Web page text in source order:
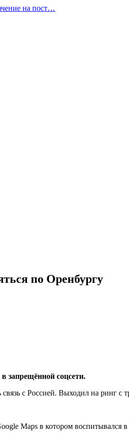
на пост…
по Оренбургу
запрещённой соцсети.
с Россией. Выходил на ринг с
Maps в котором воспитывался